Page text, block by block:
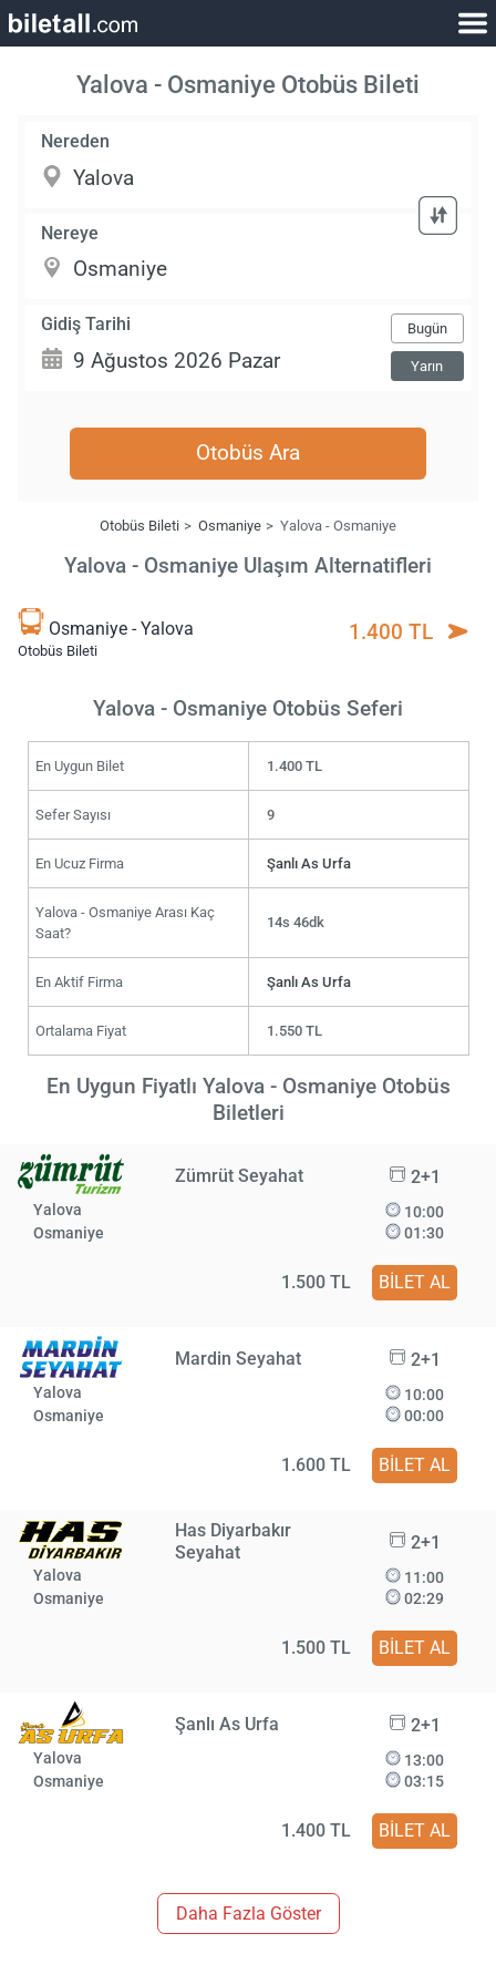
Yalova - Osmaniye Otobüs Bileti
Nereden
Nereye
Gidiş Tarihi Bugün
Yarın
Otobüs Ara
Otobüs Bileti Osmaniye Yalova - Osmaniye
Yalova - Osmaniye Ulaşım Alternatifleri
Osmaniye - Yalova
Otobüs Bileti
1.400 TL
Yalova - Osmaniye Otobüs Seferi
En Uygun Bilet 1.400 TL
Sefer Sayısı 9
En Ucuz Firma Şanlı As Urfa
Yalova - Osmaniye Arası Kaç
Saat?
14s 46dk
En Aktif Firma Şanlı As Urfa
Ortalama Fiyat 1.550 TL
En Uygun Fiyatlı Yalova - Osmaniye Otobüs
Biletleri
Zümrüt Seyahat 2+1
Yalova
Osmaniye
10:00
01:30
1.500 TL BİLET AL
Mardin Seyahat 2+1
Yalova
Osmaniye
10:00
00:00
1.600 TL BİLET AL
Has Diyarbakır
Seyahat
2+1
Yalova
Osmaniye
11:00
02:29
1.500 TL BİLET AL
Şanlı As Urfa 2+1
Yalova
Osmaniye
13:00
03:15
1.400 TL BİLET AL
Daha Fazla Göster